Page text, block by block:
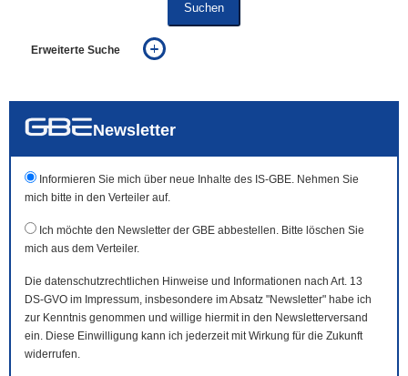
Suchen
Erweiterte Suche
auch in allen Texten suchen (Volltextsuche)
Newsletter
Informieren Sie mich über neue Inhalte des IS-GBE. Nehmen Sie
mich bitte in den Verteiler auf.
Ich möchte den Newsletter der GBE abbestellen. Bitte löschen Sie
mich aus dem Verteiler.
Die datenschutzrechtlichen Hinweise und Informationen nach Art. 13
DS-GVO im Impressum, insbesondere im Absatz "Newsletter" habe ich
zur Kenntnis genommen und willige hiermit in den Newsletterversand
ein. Diese Einwilligung kann ich jederzeit mit Wirkung für die Zukunft
widerrufen.